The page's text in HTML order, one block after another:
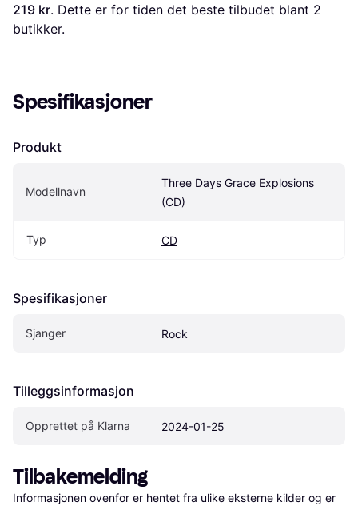
219 kr. Dette er for tiden det beste tilbudet blant 2
butikker.
Spesifikasjoner
Produkt
Modellnavn
Three Days Grace Explosions
(CD)
Typ CD
Spesifikasjoner
Sjanger Rock
Tilleggsinformasjon
Opprettet på Klarna 2024-01-25
Tilbakemelding
Informasjonen ovenfor er hentet fra ulike eksterne kilder og er